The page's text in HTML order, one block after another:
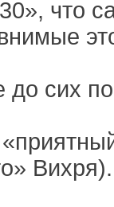
что
сих
Вихря).